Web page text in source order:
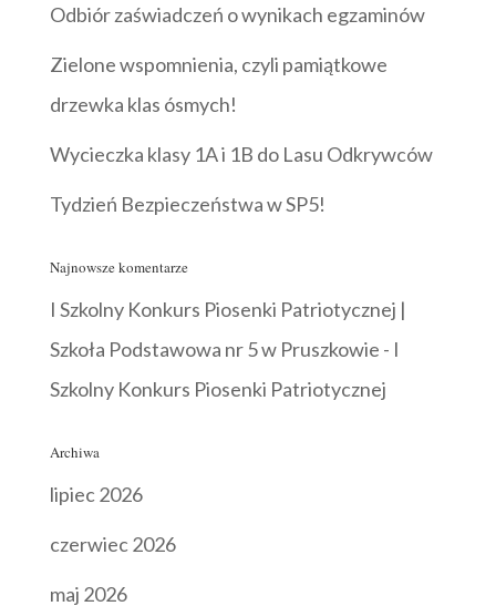
Odbiór zaświadczeń o wynikach egzaminów
Zielone wspomnienia, czyli pamiątkowe
drzewka klas ósmych!
Wycieczka klasy 1A i 1B do Lasu Odkrywców
Tydzień Bezpieczeństwa w SP5!
Najnowsze komentarze
I Szkolny Konkurs Piosenki Patriotycznej |
Szkoła Podstawowa nr 5 w Pruszkowie - I
Szkolny Konkurs Piosenki Patriotycznej
Archiwa
lipiec 2026
czerwiec 2026
maj 2026